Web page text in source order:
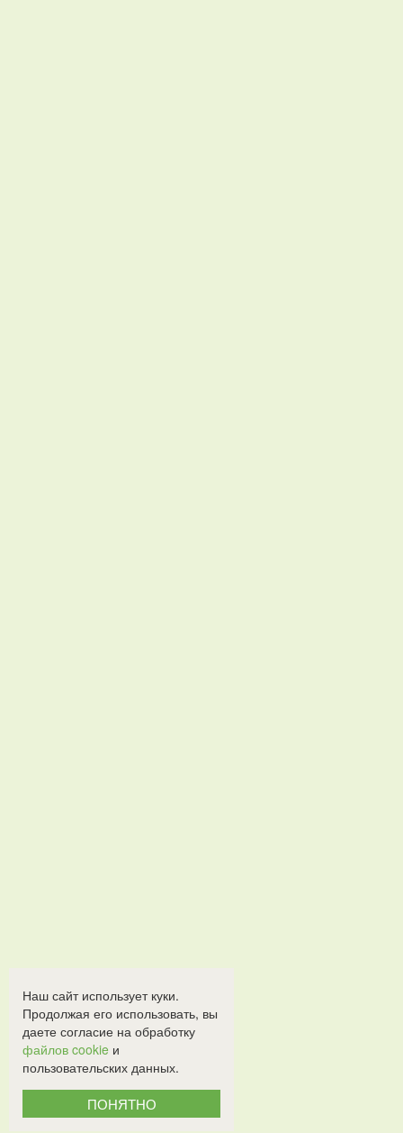
Наш сайт использует куки.
Продолжая его использовать, вы
даете согласие на обработку
файлов cookie и
пользовательских данных.
ПОНЯТНО